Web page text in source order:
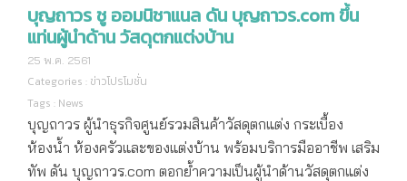
บุญถาวร ชู ออมนิชาแนล ดัน บุญถาวร.com ขึ้น
แท่นผู้นำด้าน วัสดุตกแต่งบ้าน
25 พ.ค. 2561
Categories : ข่าวโปรโมชั่น
Tags : News
บุญถาวร ผู้นำธุรกิจศูนย์รวมสินค้าวัสดุตกแต่ง กระเบื้อง
ห้องน้ำ ห้องครัวและของแต่งบ้าน พร้อมบริการมืออาชีพ เสริม
ทัพ ดัน บุญถาวร.com ตอกย้ำความเป็นผู้นำด้านวัสดุตกแต่ง